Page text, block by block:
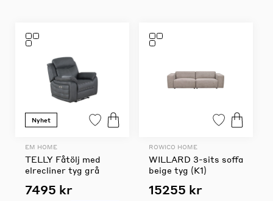
Nyhet
EM HOME
TELLY Fåtölj med
elrecliner tyg grå
7495 kr
ROWICO HOME
WILLARD 3-sits soffa
beige tyg (K1)
15255 kr